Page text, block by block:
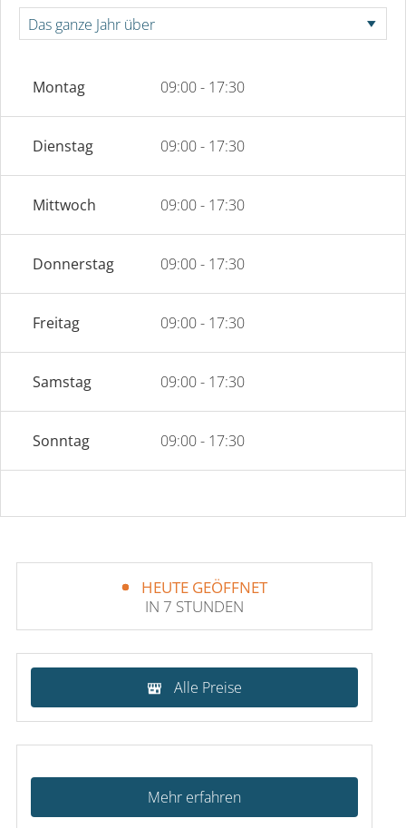
Montag 09:00 - 17:30
Dienstag 09:00 - 17:30
Mittwoch 09:00 - 17:30
Donnerstag 09:00 - 17:30
Freitag 09:00 - 17:30
Samstag 09:00 - 17:30
Sonntag 09:00 - 17:30
HEUTE GEÖFFNET
IN 7 STUNDEN
Alle Preise
Mehr erfahren